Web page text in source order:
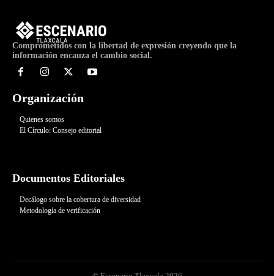
Comprometidos con la libertad de expresión creyendo que la
información encauza el cambio social.
Organización
Quienes somos
El Círculo: Consejo editorial
Documentos Editoriales
Decálogo sobre la cobertura de diversidad
Metodología de verificación